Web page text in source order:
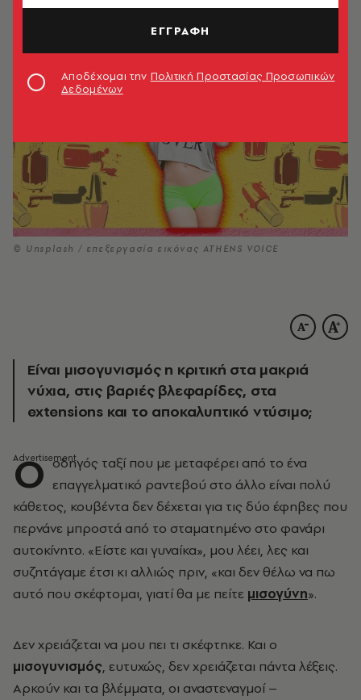
© Unsplash / επεξεργασία εικόνας ATHENS VOICE
Είναι μισογυνισμός η κριτική στα μακριά
νύχια, στις βαριές βλεφαρίδες, στα
extensions και το αποκαλυπτικό ντύσιμο;
Ο οδηγός ταξί που με μεταφέρει από το ένα
επαγγελματικό ραντεβού στο άλλο είναι πολύ
κάθετος, κουβέντα δεν δέχεται για τις δύο έφηβες που
περνάνε μπροστά από το σταματημένο στο φανάρι
αυτοκίνητο. «Είστε και γυναίκα», μου λέει, λες και
συζητάγαμε έτσι κι αλλιώς πριν, «και δεν θέλω να πω
αυτό που σκέφτομαι, γιατί θα με πείτε μισογύνη».
Δεν χρειάζεται να μου πει τι σκέφτηκε. Και ο
μισογυνισμός, ευτυχώς, δεν χρειάζεται πάντα λέξεις.
Αρκούν και τα βλέμματα, οι αναστεναγμοί –
ΕΓΓΡΑΦΗ
Αποδέχομαι την Πολιτική Προστασίας Προσωπικών
Δεδομένων